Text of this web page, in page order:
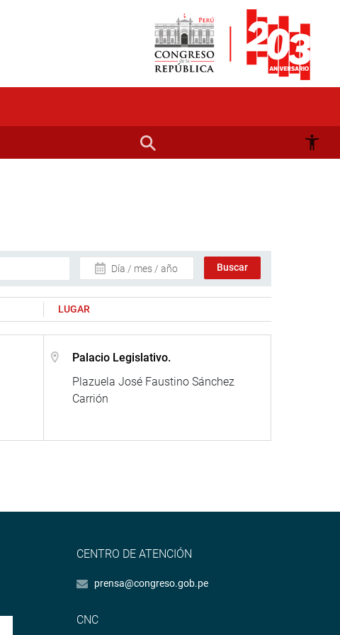
Día / mes / año
LUGAR
Palacio Legislativo.
Plazuela José Faustino Sánchez
Carrión
CENTRO DE ATENCIÓN
prensa@congreso.gob.pe
CNC